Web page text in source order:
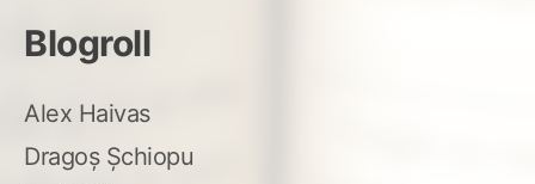
Blogroll
Alex Haivas
Dragoș Șchiopu